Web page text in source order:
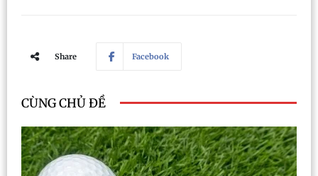
Share Facebook
CÙNG CHỦ ĐỀ